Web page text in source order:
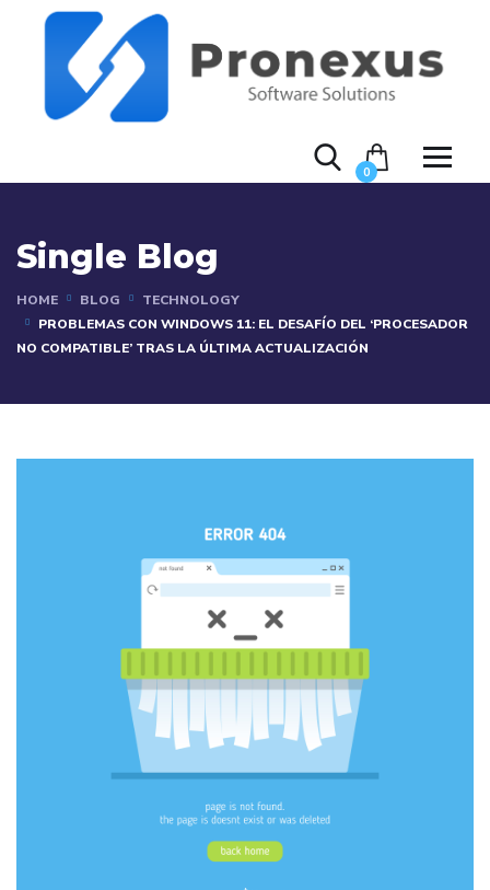
0
Single Blog
HOME BLOG
TECHNOLOGY
PROBLEMAS CON WINDOWS 11: EL DESAFÍO DEL ‘PROCESADOR
NO COMPATIBLE’ TRAS LA ÚLTIMA ACTUALIZACIÓN